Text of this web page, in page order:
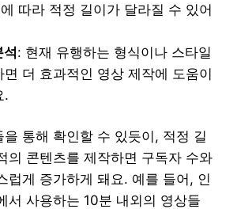
따라 적정 길이가 달라질 수 있어
석: 현재 유행하는 형식이나 스타일
면 더 효과적인 영상 제작에 도움이
.
을 통해 확인할 수 있듯이, 적정 길
의 콘텐츠를 제작하면 구독자 수와
럽게 증가하게 돼요. 예를 들어, 인
서 사용하는 10분 내외의 영상들